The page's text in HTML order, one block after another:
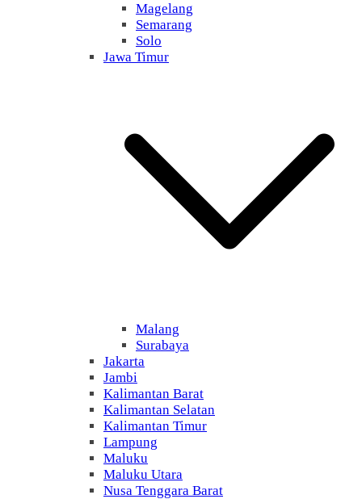
Magelang
Semarang
Solo
Jawa Timur
Malang
Surabaya
Jakarta
Jambi
Kalimantan Barat
Kalimantan Selatan
Kalimantan Timur
Lampung
Maluku
Maluku Utara
Nusa Tenggara Barat